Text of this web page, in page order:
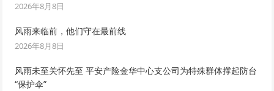
2026年8月8日
风雨来临前，他们守在最前线
2026年8月8日
风雨未至关怀先至 平安产险金华中心支公司为特殊群体撑起防台
“保护伞”